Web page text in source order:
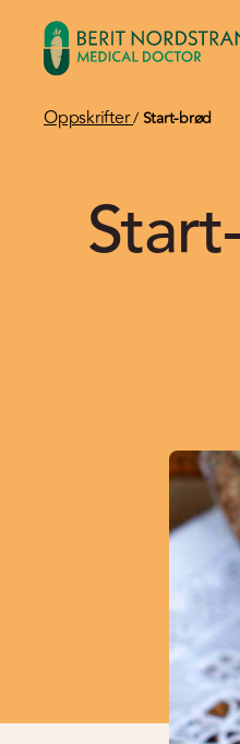
Oppskrifter/Start-brød